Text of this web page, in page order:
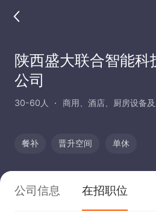
陕西盛大联合智能科
公司
30-60人 商用、酒店、厨房设备
餐补 晋升空间 单休
公司信息 在招职位